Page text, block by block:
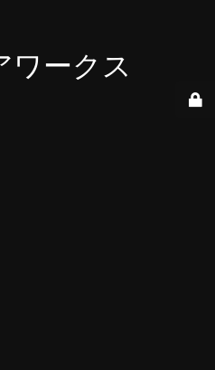
ワークス